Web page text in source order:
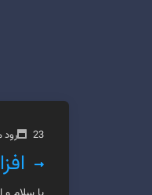
23رود می 2026